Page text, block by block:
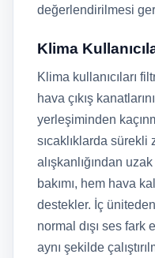
değerlendirilmesi
Klima
Klima kullanıcıları
hava çıkış
yerleşiminden
sıcaklıklarda sürekli
alışkanlığından
bakımı, hem hava
destekler. İç
normal dışı ses
aynı şekilde